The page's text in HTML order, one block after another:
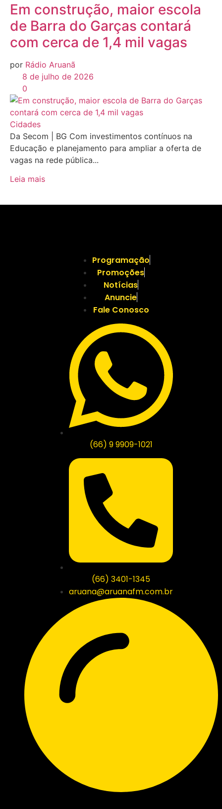
Em construção, maior escola
de Barra do Garças contará
com cerca de 1,4 mil vagas
por Rádio Aruanã
8 de julho de 2026
0
Cidades
Da Secom | BG Com investimentos contínuos na
Educação e planejamento para ampliar a oferta de
vagas na rede pública...
Leia mais
Programação
Promoções
Notícias
Anuncie
Fale Conosco
(66) 9 9909-1021
(66) 3401-1345
aruana@aruanafm.com.br